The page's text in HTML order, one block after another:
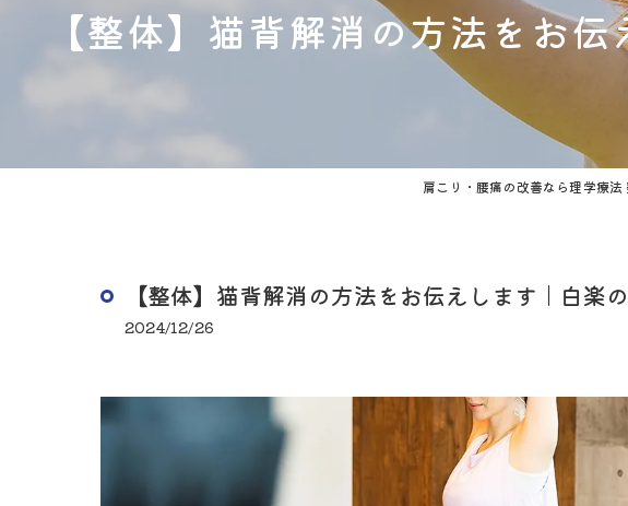
【整体】猫背解消の方法をお
肩こり・腰痛の改善なら理学療
【整体】猫背解消の方法をお伝えします｜白楽
2024/12/26